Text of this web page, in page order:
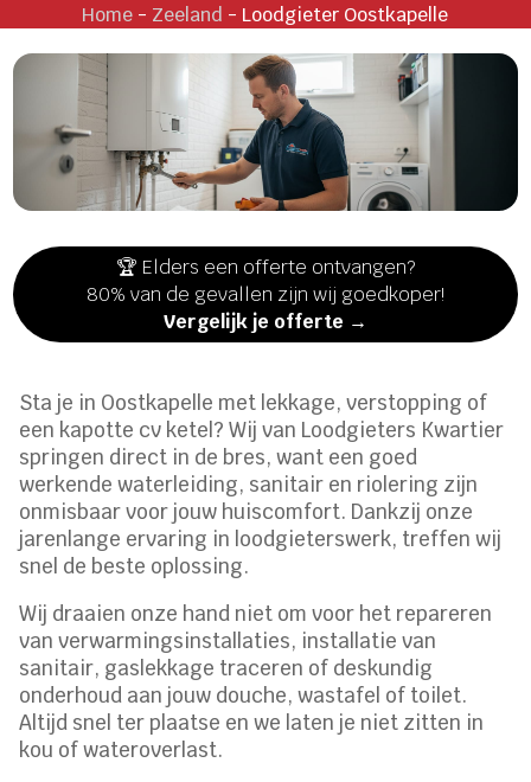
Home - Zeeland - Loodgieter Oostkapelle
🏆 Elders een offerte ontvangen?
80% van de gevallen zijn wij goedkoper!
Vergelijk je offerte →
Sta je in Oostkapelle met lekkage, verstopping of
een kapotte cv ketel? Wij van Loodgieters Kwartier
springen direct in de bres, want een goed
werkende waterleiding, sanitair en riolering zijn
onmisbaar voor jouw huiscomfort. Dankzij onze
jarenlange ervaring in loodgieterswerk, treffen wij
snel de beste oplossing.
Wij draaien onze hand niet om voor het repareren
van verwarmingsinstallaties, installatie van
sanitair, gaslekkage traceren of deskundig
onderhoud aan jouw douche, wastafel of toilet.
Altijd snel ter plaatse en we laten je niet zitten in
kou of wateroverlast.